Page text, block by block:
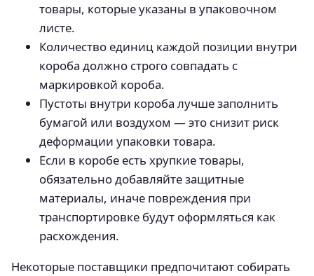
товары, которые указаны в упаковочном
листе.
Количество единиц каждой позиции внутри
короба должно строго совпадать с
маркировкой короба.
Пустоты внутри короба лучше заполнить
бумагой или воздухом — это снизит риск
деформации упаковки товара.
Если в коробе есть хрупкие товары,
обязательно добавляйте защитные
материалы, иначе повреждения при
транспортировке будут оформляться как
расхождения.
Некоторые поставщики предпочитают собирать